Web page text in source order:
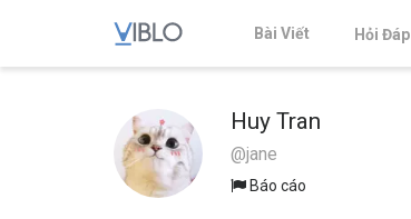
Bài Viết Hỏi Đáp
Huy Tran
@jane
Báo cáo